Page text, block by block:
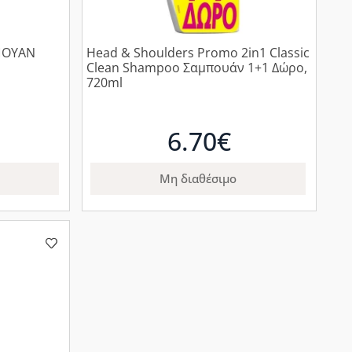
Head & Shoulders Promo 2in1 Classic
Clean Shampoo Σαμπουάν 1+1 Δώρο,
720ml
6.70€
Μη διαθέσιμο